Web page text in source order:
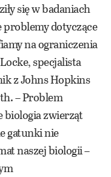
się w badaniach
problemy dotyczące
na ograniczenia
specjalista
z Johns Hopkins
– Problem
biologia zwierząt
gatunki nie
naszej biologii –